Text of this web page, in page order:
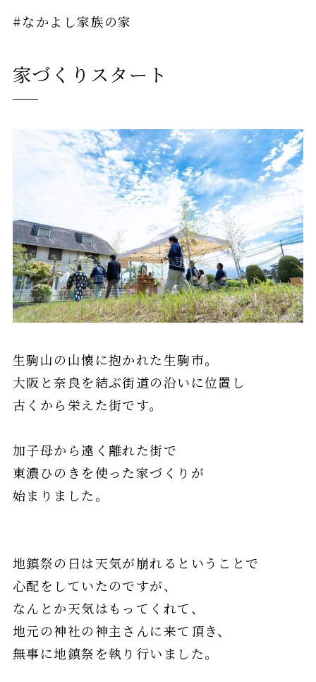
#なかよし家族の家
家づくりスタート
生駒山の山懐に抱かれた生駒市。
大阪と奈良を結ぶ街道の沿いに位置し
古くから栄えた街です。
加子母から遠く離れた街で
東濃ひのきを使った家づくりが
始まりました。
地鎮祭の日は天気が崩れるということで
心配をしていたのですが、
なんとか天気はもってくれて、
地元の神社の神主さんに来て頂き、
無事に地鎮祭を執り行いました。